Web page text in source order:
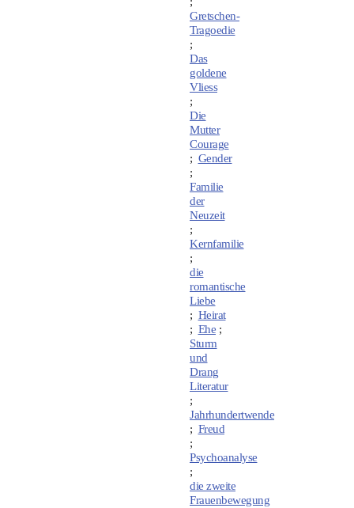
Gretschen-
Tragoedie
;
Das
goldene
Vliess
;
Die
Mutter
Courage
; Gender
;
Familie
der
Neuzeit
;
Kernfamilie
;
die
romantische
Liebe
; Heirat
; Ehe ;
Sturm
und
Drang
Literatur
;
Jahrhundertwende
; Freud
;
Psychoanalyse
;
die zweite
Frauenbewegung